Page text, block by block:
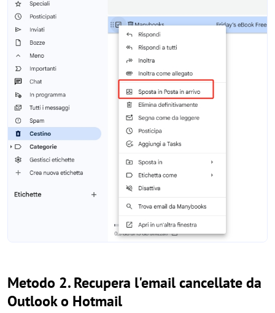
Metodo 2. Recupera l'email cancellate da
Outlook o Hotmail